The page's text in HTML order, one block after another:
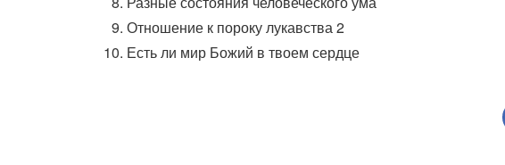
Отношение к пороку лукавства 2
Есть ли мир Божий в твоем сердце